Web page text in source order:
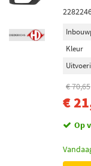
Kleur
€ 70,65
€
Op